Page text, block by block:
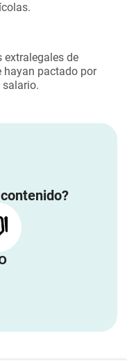
extralegales de
hayan pactado por